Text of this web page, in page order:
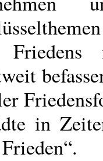
in